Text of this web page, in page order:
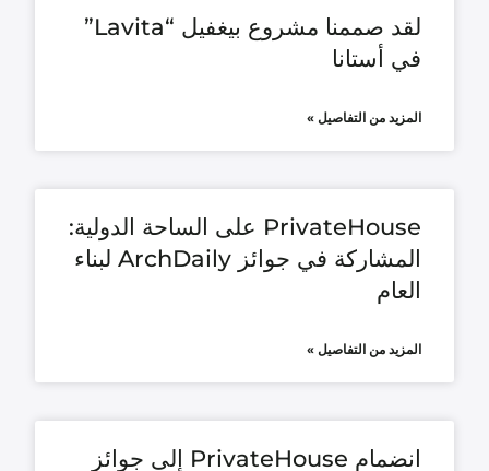
لقد صممنا مشروع بيغفيل “Lavita”
في أستانا
المزيد من التفاصيل »
PrivateHouse على الساحة الدولية:
المشاركة في جوائز ArchDaily لبناء
العام
المزيد من التفاصيل »
انضمام PrivateHouse إلى جوائز